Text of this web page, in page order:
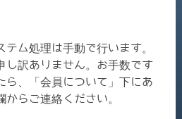
ム処理は手動で行います。
し訳ありません。お手数です
ら、「会員について」下にあ
らご連絡ください。